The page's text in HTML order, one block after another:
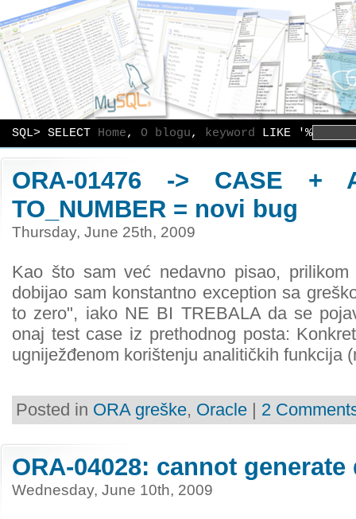
SQL> SELECT Home, O blogu, keyword LIKE '%
ORA-01476 -> CASE +
TO_NUMBER = novi bug
Thursday, June 25th, 2009
Kao što sam već nedavno pisao, prilikom
dobijao sam konstantno exception sa
to zero", iako NE BI TREBALA da se
onaj test case iz prethodnog posta:
ugniježđenom korištenju analitičkih funkcija
Posted in ORA greške, Oracle | 2
ORA-04028: cannot
Wednesday, June 10th, 2009